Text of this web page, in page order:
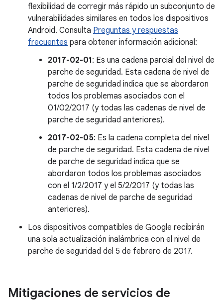
flexibilidad de corregir más rápido un subconjunto de
vulnerabilidades similares en todos los dispositivos
Android. Consulta Preguntas y respuestas
frecuentes para obtener información adicional:
2017-02-01: Es una cadena parcial del nivel de
parche de seguridad. Esta cadena de nivel de
parche de seguridad indica que se abordaron
todos los problemas asociados con el
01/02/2017 (y todas las cadenas de nivel de
parche de seguridad anteriores).
2017-02-05: Es la cadena completa del nivel
de parche de seguridad. Esta cadena de nivel
de parche de seguridad indica que se
abordaron todos los problemas asociados
con el 1/2/2017 y el 5/2/2017 (y todas las
cadenas de nivel de parche de seguridad
anteriores).
Los dispositivos compatibles de Google recibirán
una sola actualización inalámbrica con el nivel de
parche de seguridad del 5 de febrero de 2017.
Mitigaciones de servicios de